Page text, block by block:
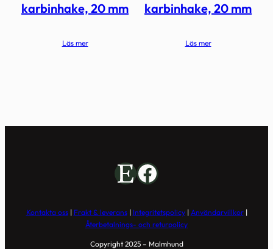
karbinhake, 20 mm
Läs mer
karbinhake, 20 mm
Läs mer
EtsyFacebook
Kontakta oss| Frakt & leverans| Integritetspolicy| Användarvillkor|
Återbetalnings- och returpolicy
Copyright 2025 – Malmhund